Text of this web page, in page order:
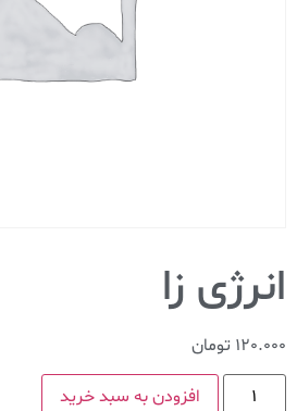
انرژی زا
120.000 تومان
افزودن به سبد خرید